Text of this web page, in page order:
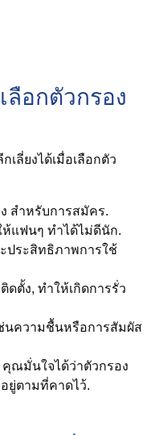
ลือกตัวกรอง
ลี่ยงได้เมื่อเลือกตัว
สำหรับการสมัคร.
ห้แฟนๆ ทำได้ไม่ดีนัก.
ประสิทธิภาพการใช้
ดตั้ง, ทำให้เกิดการรั่ว
นความชื้นหรือการสัมผัส
คุณมั่นใจได้ว่าตัวกรอง
ยู่ตามที่คาดไว้.